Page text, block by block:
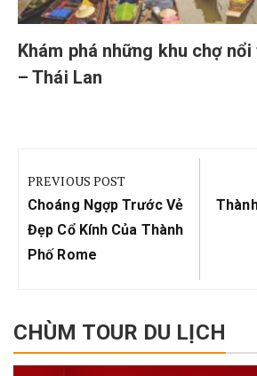
Khám phá những khu chợ
– Thái Lan
hướng
bài
viết
PREVIOUS POST
Previous
Post:
Choáng Ngợp Trước Vẻ
Đẹp Cổ Kính Của Thành
Phố Rome
Next
CHÙM TOUR DU LỊCH